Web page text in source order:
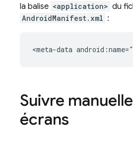
la balise <application> du
AndroidManifest.xml :
<meta-data
Suivre
écrans